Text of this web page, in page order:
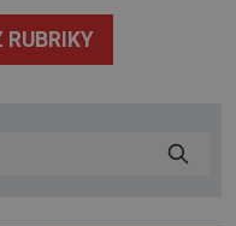
infekcí, hmyzem a
[…]